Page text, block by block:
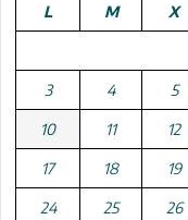
L
M X
3 4 5
10 11 12
17 18 19
24 25 26